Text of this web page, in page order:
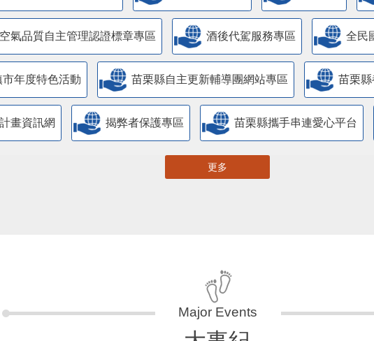
氣品質自主管理認證標章專區 酒後代駕服務專區 全民
市年度特色活動 苗栗縣自主更新輔導團網站專區 苗栗
畫資訊網 揭弊者保護專區 苗栗縣攜手串連愛心平台
更多